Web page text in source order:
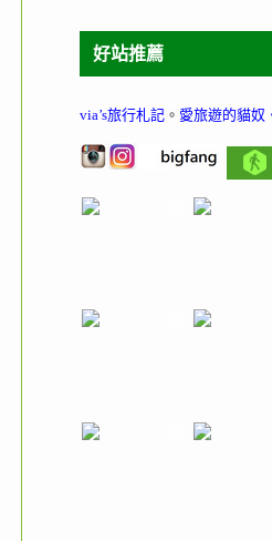
好站推薦
via’s旅行札記 。 愛旅遊的貓